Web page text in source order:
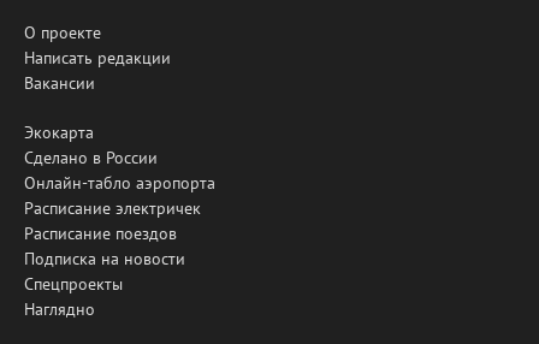
О проекте
Написать редакции
Вакансии
Экокарта
Сделано в России
Онлайн-табло аэропорта
Расписание электричек
Расписание поездов
Подписка на новости
Спецпроекты
Наглядно